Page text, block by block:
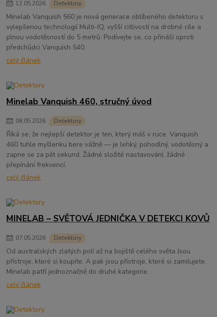
12.05.2026 Detektory
Minelab Vanquish 560 je nová generace oblíbeného detektoru s
vylepšenou technologií Multi-IQ, vyšší citlivostí na drobné cíle a
plnou vodotěsností do 5 metrů. Podívejte se, co přináší oproti
předchůdci Vanquish 540.
celý článek
Minelab Vanquish 460, stručný úvod
08.05.2026 Detektory
Říká se, že nejlepší detektor je ten, který máš v ruce. Vanquish
460 tuhle myšlenku bere vážně — je lehký, pohodlný, vodotěsný a
zapne se za pět sekund. Žádné složité nastavování, žádné
přepínání frekvencí.
celý článek
MINELAB – SVĚTOVÁ JEDNIČKA V DETEKCI KOVŮ
07.05.2026 Detektory
Od australských zlatých polí až na bojiště celého světa Jsou
přístroje, které si koupíte. A pak jsou přístroje, které si zamilujete.
Minelab patří jednoznačně do druhé kategorie.
celý článek